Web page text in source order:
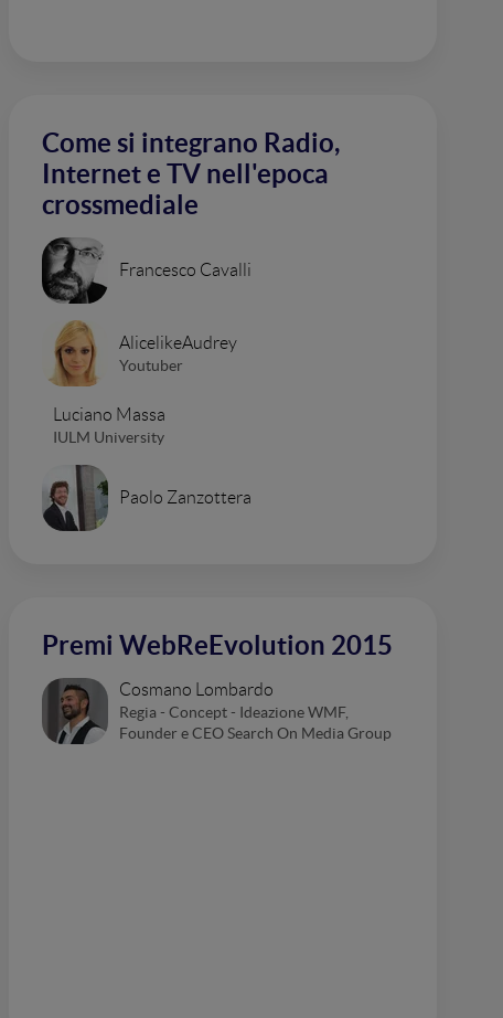
Come si integrano Radio,
Internet e TV nell'epoca
crossmediale
Francesco Cavalli
AlicelikeAudrey
Youtuber
Luciano Massa
IULM University
Paolo Zanzottera
Premi WebReEvolution 2015
Cosmano Lombardo
Regia - Concept - Ideazione WMF,
Founder e CEO Search On Media Group